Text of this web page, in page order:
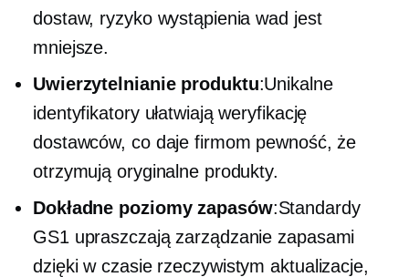
dostaw, ryzyko wystąpienia wad jest
mniejsze.
Uwierzytelnianie produktu:Unikalne
identyfikatory ułatwiają weryfikację
dostawców, co daje firmom pewność, że
otrzymują oryginalne produkty.
Dokładne poziomy zapasów:Standardy
GS1 upraszczają zarządzanie zapasami
dziękiw czasie rzeczywistym aktualizacje,